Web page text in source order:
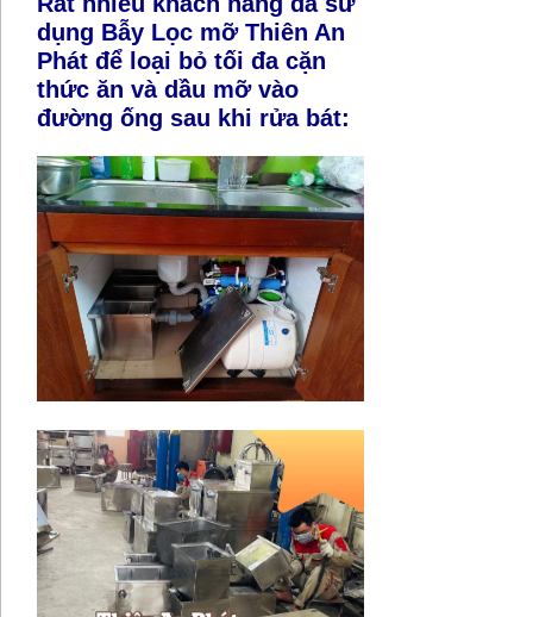
dụng Bẫy Lọc mỡ Thiên An
Phát để loại bỏ tối đa cặn
thức ăn và dầu mỡ vào
đường ống sau khi rửa bát: